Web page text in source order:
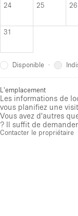
24 25 26
31
Disponible ·
L'emplacement
Les informations de
vous planifiez une
Vous avez d'autres
? Il suffit de
Contacter le propriétaire